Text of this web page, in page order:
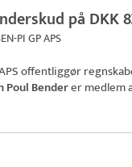
på DKK
PI GP APS
offentliggør
Poul Benderer medlem